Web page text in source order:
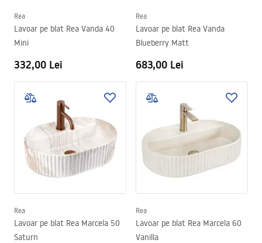
Rea
Lavoar pe blat Rea Vanda 40
Mini
332,00 Lei
Rea
Lavoar pe blat Rea Vanda
Blueberry Matt
683,00 Lei
Rea
Lavoar pe blat Rea Marcela 50
Saturn
Rea
Lavoar pe blat Rea Marcela 60
Vanilla